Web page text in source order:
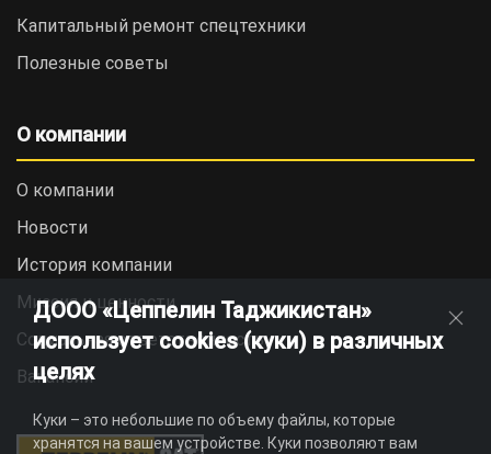
Капитальный ремонт спецтехники
Полезные советы
О компании
О компании
Новости
История компании
Миссия и ценности
Социальная ответственность
Вакансии
ДООО «Цеппелин Таджикистан»
использует cookies (куки) в различных
целях
Куки – это небольшие по объему файлы, которые
хранятся на вашем устройстве. Куки позволяют вам